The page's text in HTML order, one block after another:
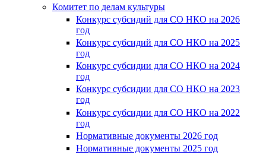
Комитет по делам культуры
Конкурс субсидий для СО НКО на 2026
год
Конкурс субсидий для СО НКО на 2025
год
Конкурс субсидии для СО НКО на 2024
год
Конкурс субсидии для СО НКО на 2023
год
Конкурс субсидии для СО НКО на 2022
год
Нормативные документы 2026 год
Нормативные документы 2025 год